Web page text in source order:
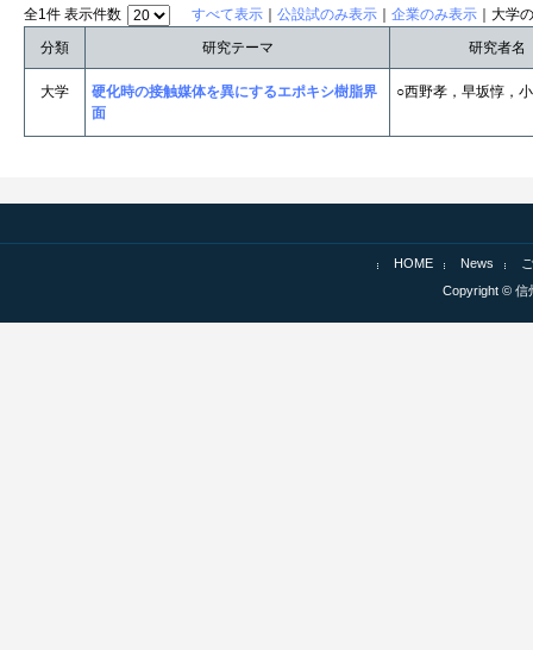
全1件 表示件数 すべて表示 公設試のみ表示 企業のみ表示 ｜大学
分類
研究テーマ 研究者名
大学
硬化時の接触媒体を異にするエポキシ樹脂界
面
○西野孝，早坂惇，
HOME News
Copyright © 信